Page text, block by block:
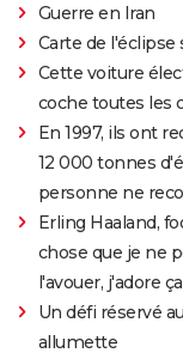
Guerre en Iran
Carte de l'éclipse
Cette voiture
coche toutes les
En 1997, ils ont
12 000 tonnes
personne ne
Erling Haaland,
chose que je ne
l'avouer, j'adore
Un défi réservé
allumette